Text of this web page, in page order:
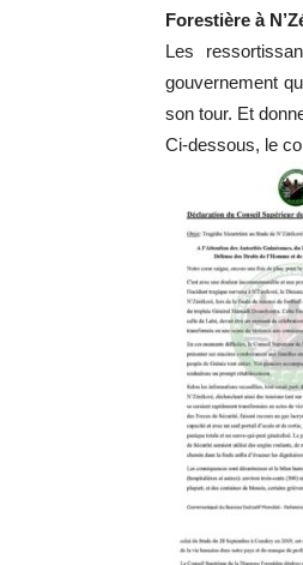
Forestière à
Les
gouvernement
son tour. Et
Ci-dessous, le